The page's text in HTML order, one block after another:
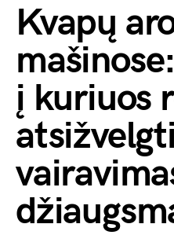
Kvapų
į kuriuos